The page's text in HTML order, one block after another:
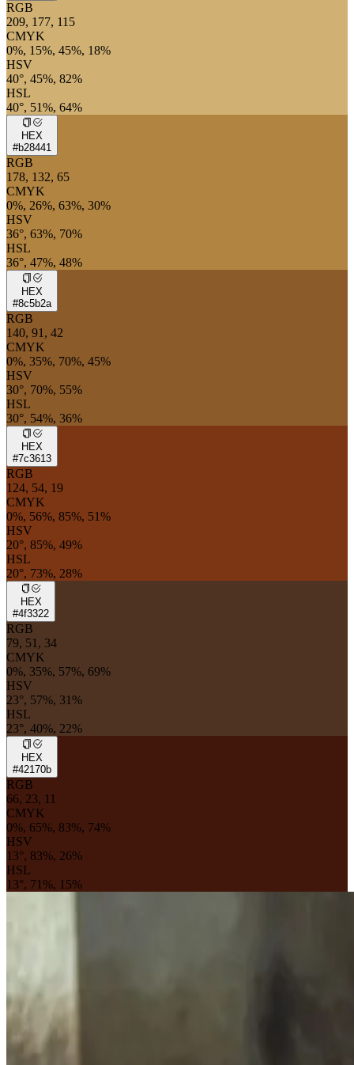
RGB
209, 177, 115
CMYK
0%, 15%, 45%, 18%
HSV
40°, 45%, 82%
HSL
40°, 51%, 64%
HEX
#b28441
RGB
178, 132, 65
CMYK
0%, 26%, 63%, 30%
HSV
36°, 63%, 70%
HSL
36°, 47%, 48%
HEX
#8c5b2a
RGB
140, 91, 42
CMYK
0%, 35%, 70%, 45%
HSV
30°, 70%, 55%
HSL
30°, 54%, 36%
HEX
#7c3613
RGB
124, 54, 19
CMYK
0%, 56%, 85%, 51%
HSV
20°, 85%, 49%
HSL
20°, 73%, 28%
HEX
#4f3322
RGB
79, 51, 34
CMYK
0%, 35%, 57%, 69%
HSV
23°, 57%, 31%
HSL
23°, 40%, 22%
HEX
#42170b
RGB
66, 23, 11
CMYK
0%, 65%, 83%, 74%
HSV
13°, 83%, 26%
HSL
13°, 71%, 15%